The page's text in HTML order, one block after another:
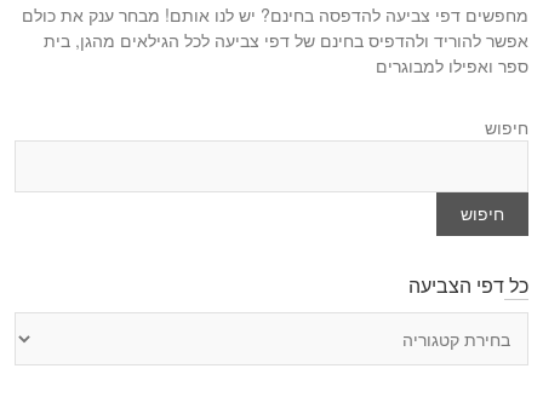
מחפשים דפי צביעה להדפסה בחינם? יש לנו אותם! מבחר ענק את כולם
אפשר להוריד ולהדפיס בחינם של דפי צביעה לכל הגילאים מהגן, בית
ספר ואפילו למבוגרים
חיפוש
חיפוש
כל דפי הצביעה